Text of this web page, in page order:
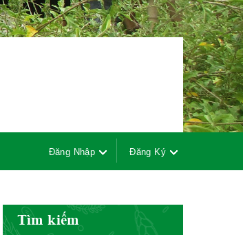
Đăng Nhập Đăng Ký
Tìm kiếm
Cục quản lý y
dược cổ truyền -
Nam
Nam